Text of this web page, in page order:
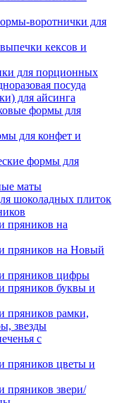
воротнички для
кексов и
для порционных
посуда
для айсинга
формы для
для конфет и
формы для
маты
шоколадных плиток
пряников на
пряников на Новый
пряников цифры
пряников буквы и
пряников рамки,
звезды
с
пряников цветы и
пряников звери/